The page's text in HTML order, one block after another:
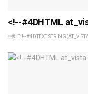
<!--#4DHTML
&LT;!--#4DTEXT